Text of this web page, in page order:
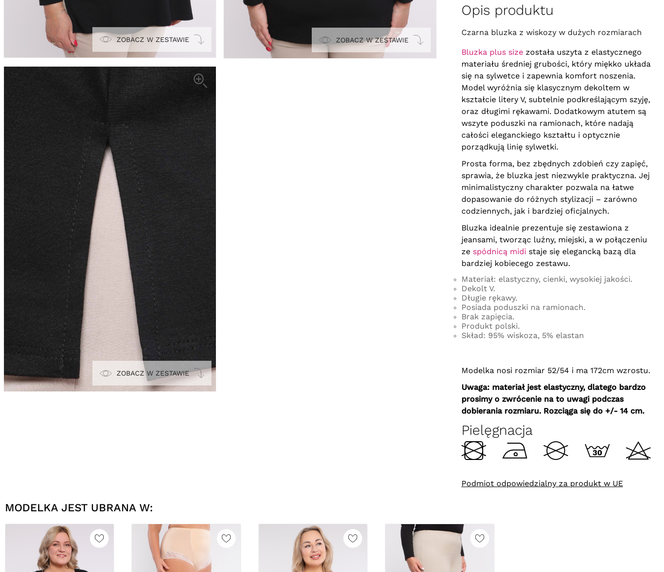
ZOBACZ W ZESTAWIE ZOBACZ W ZESTAWIE
ZOBACZ W ZESTAWIE
Opis produktu
Czarna bluzka z wiskozy w dużych rozmiarach
Bluzka plus sizezostała uszyta z elastycznego
materiału średniej grubości, który miękko układa
się na sylwetce i zapewnia komfort noszenia.
Model wyróżnia się klasycznym dekoltem w
kształcie litery V, subtelnie podkreślającym szyję,
oraz długimi rękawami. Dodatkowym atutem są
wszyte poduszki na ramionach, które nadają
całości eleganckiego kształtu i optycznie
porządkują linię sylwetki.
Prosta forma, bez zbędnych zdobień czy zapięć,
sprawia, że bluzka jest niezwykle praktyczna. Jej
minimalistyczny charakter pozwala na łatwe
dopasowanie do różnych stylizacji – zarówno
codziennych, jak i bardziej oficjalnych.
Bluzka idealnie prezentuje się zestawiona z
jeansami, tworząc luźny, miejski, a w połączeniu
ze spódnicą midi staje się elegancką bazą dla
bardziej kobiecego zestawu.
Materiał: elastyczny, cienki, wysokiej jakości.
Dekolt V.
Długie rękawy.
Posiada poduszki na ramionach.
Brak zapięcia.
Produkt polski.
Skład: 95% wiskoza, 5% elastan
Modelka nosi rozmiar 52/54 i ma 172cm wzrostu.
Uwaga: materiał jest elastyczny, dlatego bardzo
prosimy o zwrócenie na to uwagi podczas
dobierania rozmiaru. Rozciąga się do +/- 14 cm.
Pielęgnacja
Podmiot odpowiedzialny za produkt w UE
MODELKA JEST UBRANA W: